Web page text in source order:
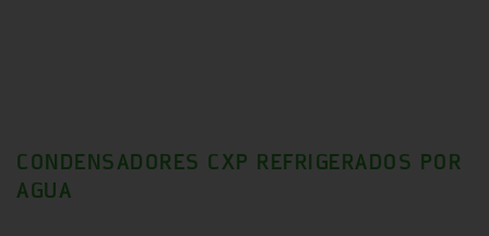
CONDENSADORES CXP REFRIGERADOS POR
AGUA